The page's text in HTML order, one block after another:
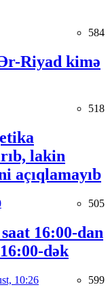
584
Riyad kimə
518
lakin
açıqlamayıb
505
16:00-dan
dək
10:26 599